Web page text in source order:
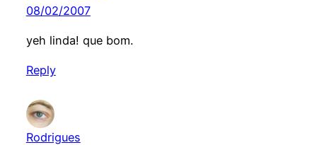
08/02/2007
yeh linda! que bom.
Reply
Rodrigues